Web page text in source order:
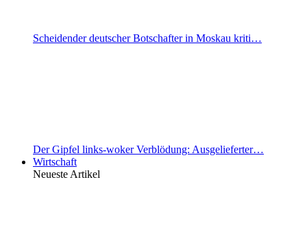
Scheidender deutscher Botschafter in Moskau kriti…
Der Gipfel links-woker Verblödung: Ausgelieferter…
Wirtschaft
Neueste Artikel